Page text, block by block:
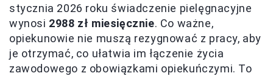
stycznia 2026 roku świadczenie pielęgnacyjne
wynosi 2988 zł miesięcznie. Co ważne,
opiekunowie nie muszą rezygnować z pracy, aby
je otrzymać, co ułatwia im łączenie życia
zawodowego z obowiązkami opiekuńczymi. To